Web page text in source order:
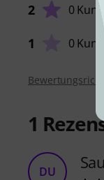
2 0
1 0
1
DU